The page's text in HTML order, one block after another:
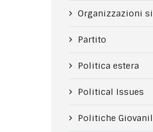
Organizzazioni
Partito
Politica estera
Political Issues
Politiche